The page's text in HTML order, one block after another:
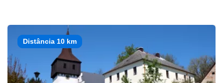
Distância 10 km